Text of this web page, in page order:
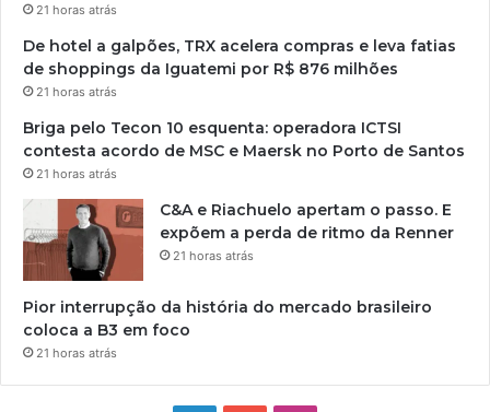
21 horas atrás
De hotel a galpões, TRX acelera compras e leva fatias
de shoppings da Iguatemi por R$ 876 milhões
21 horas atrás
Briga pelo Tecon 10 esquenta: operadora ICTSI
contesta acordo de MSC e Maersk no Porto de Santos
21 horas atrás
C&A e Riachuelo apertam o passo. E
expõem a perda de ritmo da Renner
21 horas atrás
Pior interrupção da história do mercado brasileiro
coloca a B3 em foco
21 horas atrás